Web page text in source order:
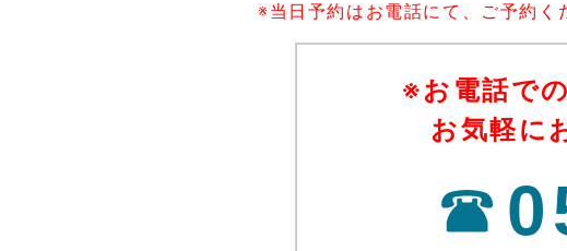
※当日予約はお電話にて、ご予約く
※お電話で
お気軽に